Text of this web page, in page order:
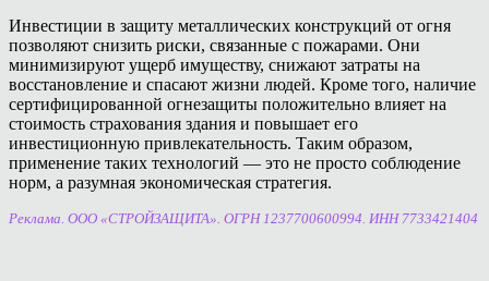
Инвестиции в защиту металлических конструкций от огня
позволяют снизить риски, связанные с пожарами. Они
минимизируют ущерб имуществу, снижают затраты на
восстановление и спасают жизни людей. Кроме того, наличие
сертифицированной огнезащиты положительно влияет на
стоимость страхования здания и повышает его
инвестиционную привлекательность. Таким образом,
применение таких технологий — это не просто соблюдение
норм, а разумная экономическая стратегия.
Реклама. ООО «СТРОЙЗАЩИТА». ОГРН 1237700600994. ИНН 7733421404